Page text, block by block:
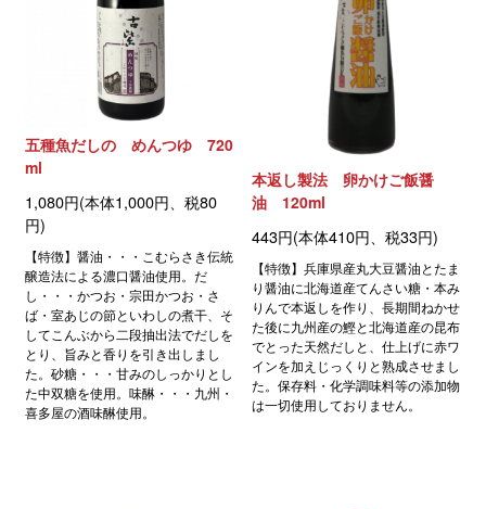
五種魚だしの めんつゆ 720
ml
1,080円(本体1,000円、税80
円)
【特徴】醤油・・・こむらさき伝統
醸造法による濃口醤油使用。だ
し・・・かつお・宗田かつお・さ
ば・室あじの節といわしの煮干、そ
してこんぶから二段抽出法でだしを
とり、旨みと香りを引き出しまし
た。砂糖・・・甘みのしっかりとし
た中双糖を使用。味醂・・・九州・
喜多屋の酒味醂使用。
本返し製法 卵かけご飯醤
油 120ml
443円(本体410円、税33円)
【特徴】兵庫県産丸大豆醤油とたま
り醤油に北海道産てんさい糖・本み
りんで本返しを作り、長期間ねかせ
た後に九州産の鰹と北海道産の昆布
でとった天然だしと、仕上げに赤ワ
インを加えじっくりと熟成させまし
た。保存料・化学調味料等の添加物
は一切使用しておりません。